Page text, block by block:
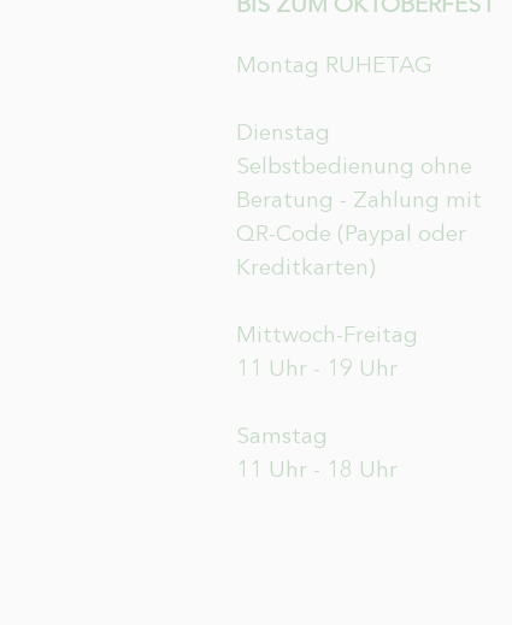
BIS ZUM OKTOBERFEST
Montag RUHETAG
Dienstag
Selbstbedienung ohne
Beratung - Zahlung mit
QR-Code (Paypal oder
Kreditkarten)
Mittwoch-Freitag
11 Uhr - 19 Uhr
Samstag
11 Uhr - 18 Uhr